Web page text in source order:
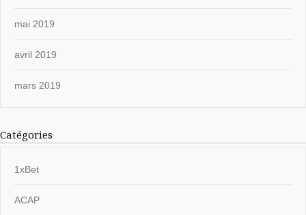
mai 2019
avril 2019
mars 2019
Catégories
1xBet
ACAP